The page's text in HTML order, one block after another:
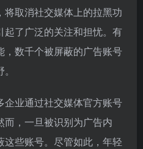
取消社交媒体上的拉黑功
了广泛的关注和担忧。有
，数千个被屏蔽的广告账号
企业通过社交媒体官方账号
，一旦被识别为广告内
些账号。尽管如此，年轻